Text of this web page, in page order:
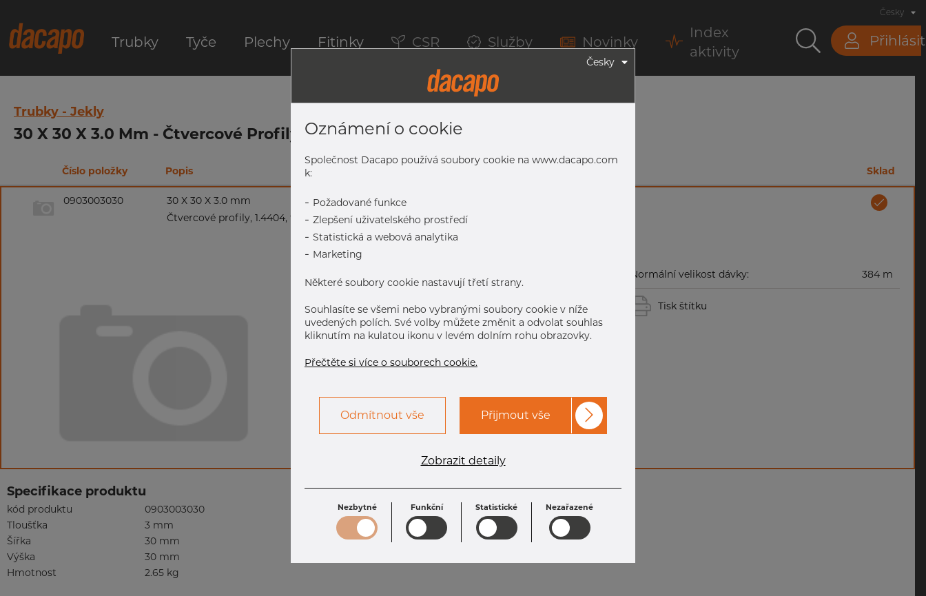
Trubky Tyče Plechy Fitinky CSR Služby Novinky
Index
aktivity
Přihlásit
Česky
Trubky - Jekly
30 X 30 X 3.0 Mm - Čtvercové Profily, 1.4404, Tol. EN 10305-5, Nebroušený
Číslo položky Popis Sklad
0903003030
30 X 30 X 3.0 mm
Čtvercové profily, 1.4404, tol. EN 10305-5, nebroušený
Normální velikost dávky: 384 m
Tisk štítku
Specifikace produktu
kód produktu
0903003030
Tloušťka
3 mm
Šířka
30 mm
Výška
30 mm
Hmotnost
2.65 kg
Česky
Oznámení o cookie
Společnost Dacapo používá soubory cookie na www.dacapo.com
k:
- Požadované funkce
- Zlepšení uživatelského prostředí
- Statistická a webová analytika
- Marketing
Některé soubory cookie nastavují třetí strany.
Souhlasíte se všemi nebo vybranými soubory cookie v níže
uvedených polích. Své volby můžete změnit a odvolat souhlas
kliknutím na kulatou ikonu v levém dolním rohu obrazovky.
Přečtěte si více o souborech cookie.
Odmítnout vše Přijmout vše
Zobrazit detaily
Nezbytné Funkční Statistické Nezařazené